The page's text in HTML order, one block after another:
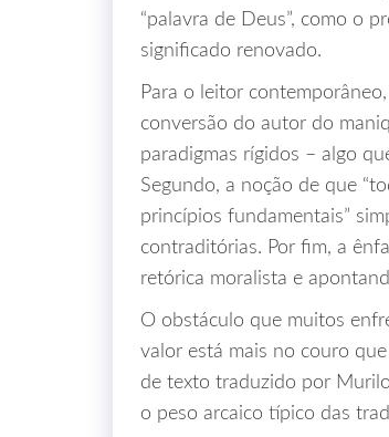
“palavra de Deus”, como o
significado renovado.
Para o leitor
conversão do autor do
paradigmas rígidos – algo
Segundo, a noção de que
princípios fundamentais”
contraditórias. Por fim, a
retórica moralista e
O obstáculo que muitos
valor está mais no couro
de texto traduzido por
o peso arcaico típico das